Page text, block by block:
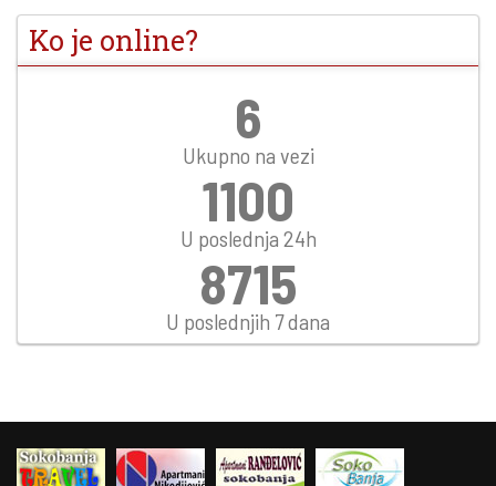
Ko je online?
7
Ukupno na vezi
1269
U poslednja 24h
10056
U poslednjih 7 dana